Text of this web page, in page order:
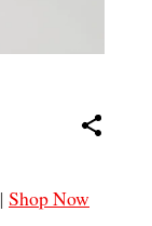
| Shop Now